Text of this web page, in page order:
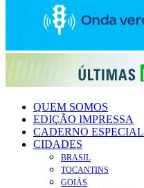
QUEM SOMOS
EDIÇÃO IMPRESSA
CADERNO ESPECIAL
CIDADES
BRASIL
TOCANTINS
GOIÁS